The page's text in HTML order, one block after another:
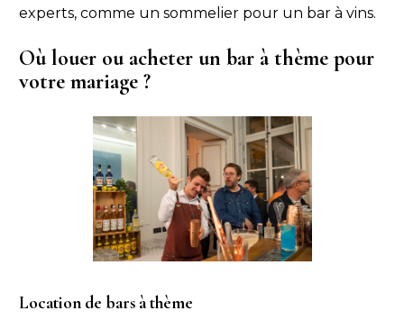
experts, comme un sommelier pour un bar à vins.
Où louer ou acheter un bar à thème pour
votre mariage ?
Location de bars à thème